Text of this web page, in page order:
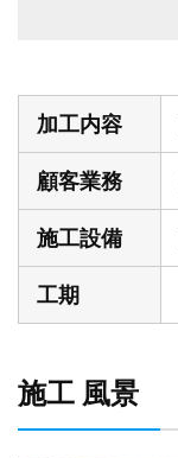
加工内容
顧客業務
施工設備
工期
施工 風景